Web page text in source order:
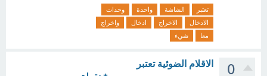
تعتبر الشاشة واحدة
وحدات
الادخال
الاخراج ادخال
واخراج
معا
شيء
0
الاقلام الضوئية تعتبر